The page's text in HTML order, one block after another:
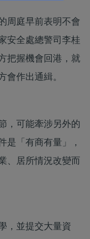
周庭早前表明不會
安全處總警司李桂
把握機會回港，就
會作出通緝。
，可能牽涉另外的
是「有商有量」，
、居所情況改變而
，並提交大量資